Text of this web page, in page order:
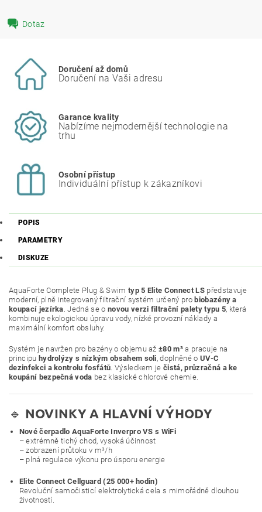
Dotaz
Doručení až domů
Doručení na Vaši adresu
Garance kvality
Nabízíme nejmodernější technologie na
trhu
Osobní přístup
Individuální přístup k zákazníkovi
POPIS
PARAMETRY
DISKUZE
AquaForte Complete Plug & Swim typ 5 Elite Connect LSpředstavuje
moderní, plně integrovaný filtrační systém určený pro biobazény a
koupací jezírka . Jedná se o novou verzi filtrační palety typu 5, která
kombinuje ekologickou úpravu vody, nízké provozní náklady a
maximální komfort obsluhy.
Systém je navržen pro bazény o objemu až±80 m³ a pracuje na
principu hydrolýzy s nízkým obsahem soli, doplněné o UV-C
dezinfekci a kontrolu fosfátů . Výsledkem ječistá, průzračná a ke
koupání bezpečná voda bez klasické chlorové chemie.
🔹 NOVINKY A HLAVNÍ VÝHODY
Nové čerpadlo AquaForte Inverpro VS s WiFi
– extrémně tichý chod, vysoká účinnost
– zobrazení průtoku v m³/h
– plná regulace výkonu pro úsporu energie
Elite Connect Cellguard (25 000+ hodin)
Revoluční samočisticí elektrolytická cela s mimořádně dlouhou
životností.